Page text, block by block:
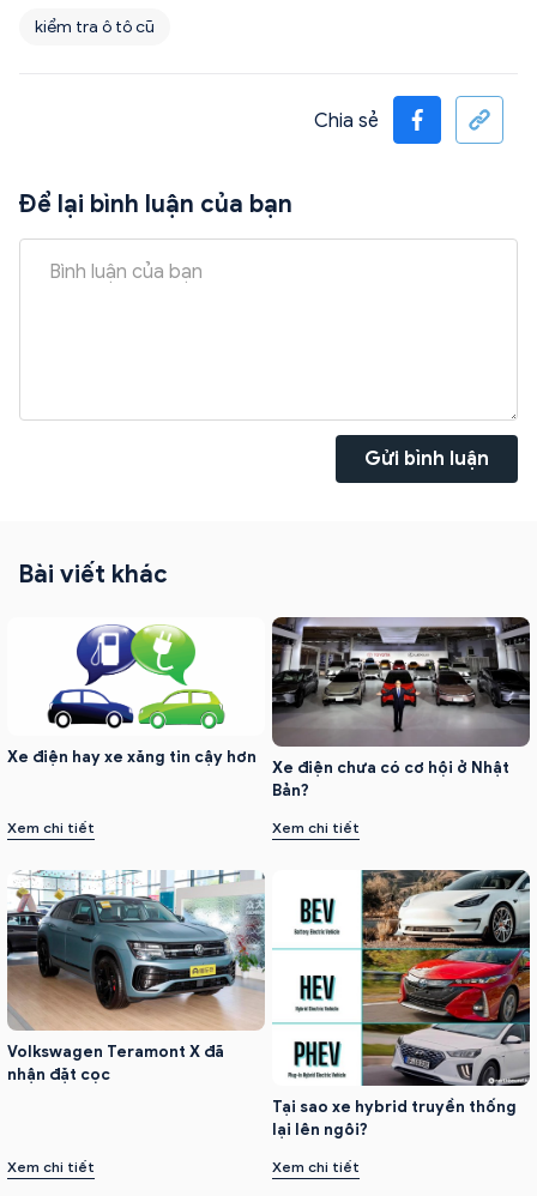
kiểm tra ô tô cũ
Chia sẻ
Để lại bình luận của bạn
Gửi bình luận
Bài viết khác
Xe điện hay xe xăng tin cậy hơn
Xem chi tiết
Xe điện chưa có cơ hội ở Nhật
Bản?
Xem chi tiết
Volkswagen Teramont X đã
nhận đặt cọc
Xem chi tiết
Tại sao xe hybrid truyền thống
lại lên ngôi?
Xem chi tiết